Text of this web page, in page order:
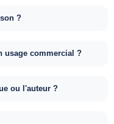
?
usage commercial ?
ou l'auteur ?